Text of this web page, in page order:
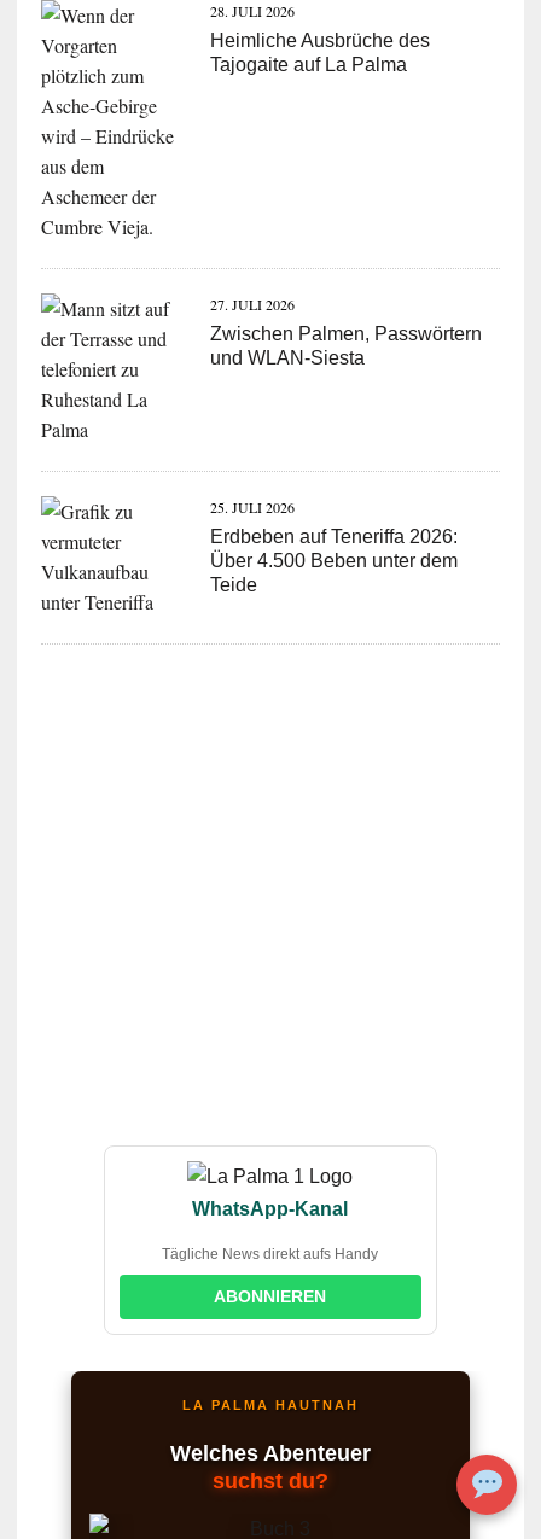
28. JULI 2026
Heimliche Ausbrüche des
Tajogaite auf La Palma
27. JULI 2026
Zwischen Palmen, Passwörtern
und WLAN-Siesta
25. JULI 2026
Erdbeben auf Teneriffa 2026:
Über 4.500 Beben unter dem
Teide
WhatsApp-Kanal
Tägliche News direkt aufs Handy
ABONNIEREN
LA PALMA HAUTNAH
Welches Abenteuer
suchst du?